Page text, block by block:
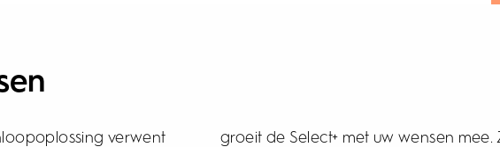
verwent
de douche de plek